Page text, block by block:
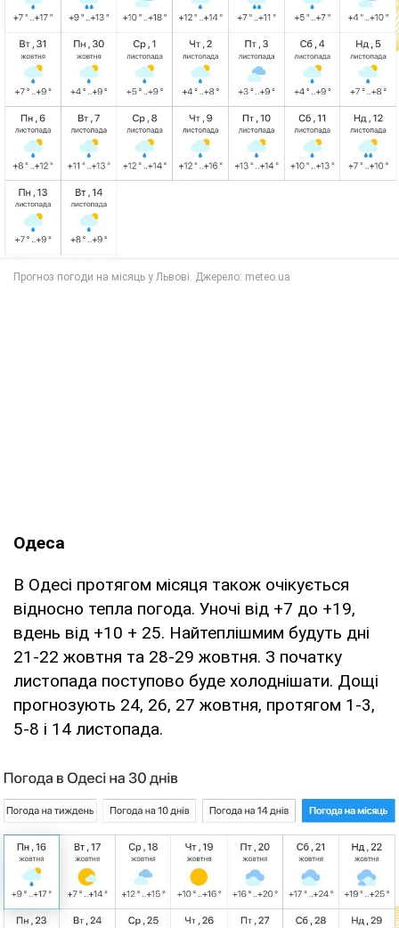
Одеса
В Одесі протягом місяця також очікується
відносно тепла погода. Уночі від +7 до +19,
вдень від +10 + 25. Найтеплішмим будуть дні
21-22 жовтня та 28-29 жовтня. З початку
листопада поступово буде холоднішати. Дощі
прогнозують 24, 26, 27 жовтня, протягом 1-3,
5-8 і 14 листопада.